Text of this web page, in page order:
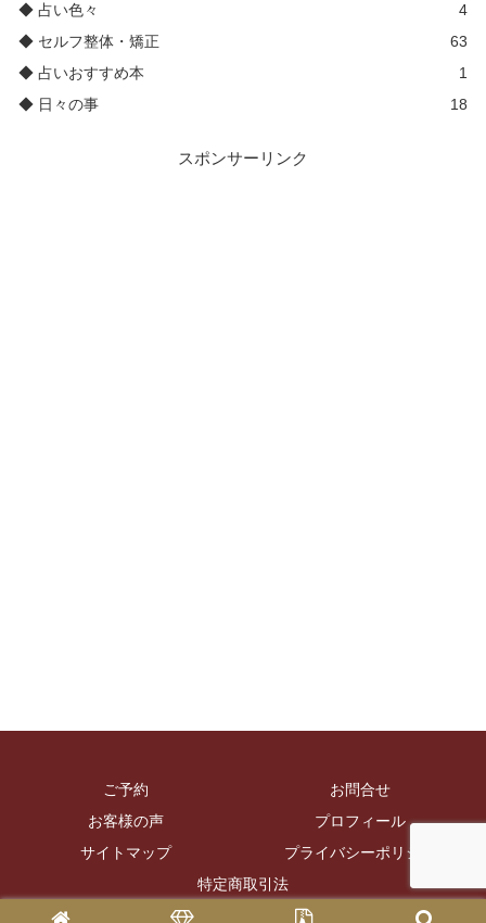
◆ 占い色々
4
◆ セルフ整体・矯正
63
◆ 占いおすすめ本
1
◆ 日々の事
18
スポンサーリンク
ご予約
お問合せ
お客様の声
プロフィール
サイトマップ
プライバシーポリシー
特定商取引法